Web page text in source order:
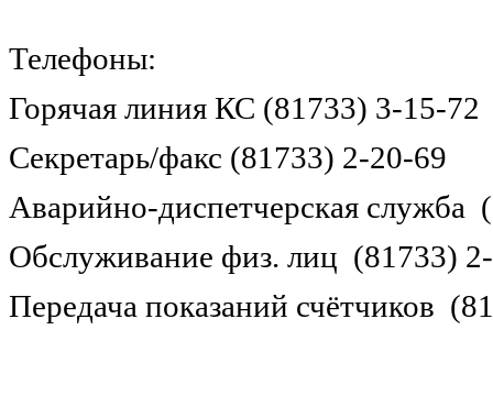
Телефоны:
Горячая линия КС (81733) 3-15-72
Секретарь/факс (81733) 2-20-69
Аварийно-диспетчерская служба
Обслуживание физ. лиц (81733)
Передача показаний счётчиков